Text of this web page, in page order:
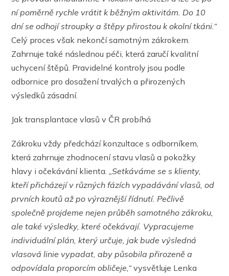
ní poměrně rychle vrátit k běžným aktivitám. Do 10
dní se odhojí stroupky a štěpy přirostou k okolní tkáni.“
Celý proces však nekončí samotným zákrokem.
Zahrnuje také následnou péči, která zaručí kvalitní
uchycení štěpů. Pravidelné kontroly jsou podle
odbornice pro dosažení trvalých a přirozených
výsledků zásadní.
Jak transplantace vlasů v ČR probíhá
Zákroku vždy předchází konzultace s odborníkem,
která zahrnuje zhodnocení stavu vlasů a pokožky
hlavy i očekávání klienta.„Setkáváme se s klienty,
kteří přicházejí v různých fázích vypadávání vlasů, od
prvních koutů až po výraznější řídnutí. Pečlivě
společně projdeme nejen průběh samotného zákroku,
ale také výsledky, které očekávají. Vypracujeme
individuální plán, který určuje, jak bude výsledná
vlasová linie vypadat, aby působila přirozeně a
odpovídala proporcím obličeje,“vysvětluje Lenka